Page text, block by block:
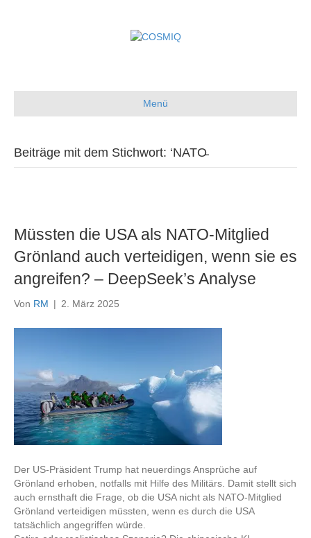
Menü
Beiträge mit dem Stichwort: ‘NATO̵
Müssten die USA als NATO-Mitglied
Grönland auch verteidigen, wenn sie es
angreifen? – DeepSeek’s Analyse
Von RM | 2. März 2025
Der US-Präsident Trump hat neuerdings Ansprüche auf
Grönland erhoben, notfalls mit Hilfe des Militärs. Damit stellt sich
auch ernsthaft die Frage, ob die USA nicht als NATO-Mitglied
Grönland verteidigen müssten, wenn es durch die USA
tatsächlich angegriffen würde.